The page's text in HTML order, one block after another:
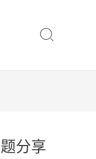

分享